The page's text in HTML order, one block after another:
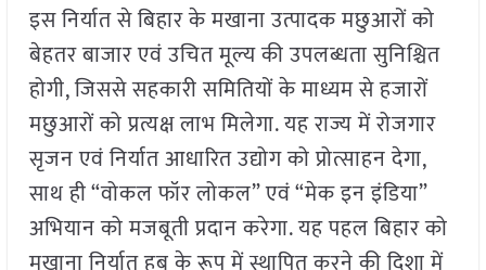
इस निर्यात से बिहार के मखाना उत्पादक मछुआरों को
बेहतर बाजार एवं उचित मूल्य की उपलब्धता सुनिश्चित
होगी, जिससे सहकारी समितियों के माध्यम से हजारों
मछुआरों को प्रत्यक्ष लाभ मिलेगा. यह राज्य में रोजगार
सृजन एवं निर्यात आधारित उद्योग को प्रोत्साहन देगा,
साथ ही “वोकल फॉर लोकल” एवं “मेक इन इंडिया”
अभियान को मजबूती प्रदान करेगा. यह पहल बिहार को